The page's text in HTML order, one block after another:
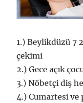
1.) Beylikdüzü 7
çekimi
2.) Gece açık
3.) Nöbetçi diş
4.) Cumartesi ve